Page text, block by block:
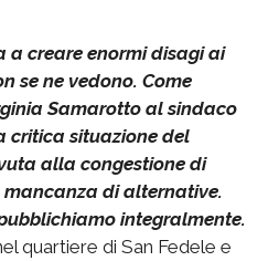
a creare enormi disagi ai
se ne vedono. Come
Samarotto al sindaco
critica situazione del
alla congestione di
di alternative.
integralmente.
quartiere di San Fedele e